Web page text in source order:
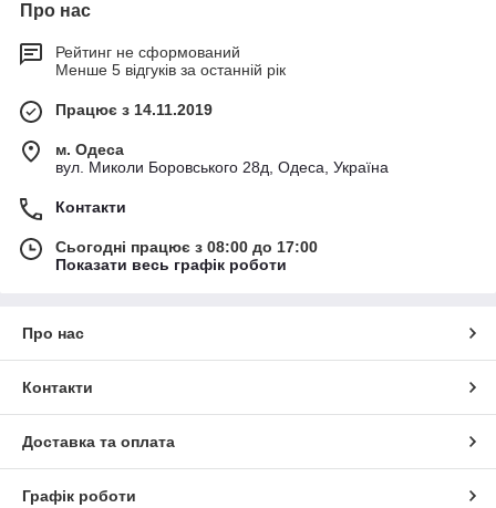
Про нас
Рейтинг не сформований
Менше 5 відгуків за останній рік
Працює з 14.11.2019
м. Одеса
вул. Миколи Боровського 28д, Одеса, Україна
Контакти
Сьогодні працює з 08:00 до 17:00
Показати весь графік роботи
Про нас
Контакти
Доставка та оплата
Графік роботи